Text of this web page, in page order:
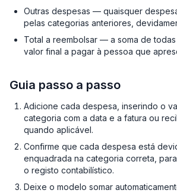
Outras despesas — quaisquer
pelas categorias anteriores,
Total a reembolsar — a soma de
valor final a pagar à pessoa que
Guia passo a passo
Adicione cada despesa, inserindo o
categoria com a data e a fatura ou
quando aplicável.
Confirme que cada despesa está
enquadrada na categoria correta,
o registo contabilístico.
Deixe o modelo somar